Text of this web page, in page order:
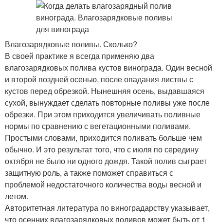
Влагозарядковые поливы. Сколько?
В своей практике я всегда применяю два
влагозарядковых полива кустов винограда. Один весной
и второй поздней осенью, после опадания листвы с
кустов перед обрезкой. Нынешняя осень, выдавшаяся
сухой, вынуждает сделать повторные поливы уже после
обрезки. При этом приходится увеличивать поливные
нормы по сравнению с вегетационными поливами.
Простыми словами, приходится поливать больше чем
обычно. И это результат того, что с июля по середину
октября не было ни одного дождя. Такой полив сыграет
защитную роль, а также поможет справиться с
проблемой недостаточного количества воды весной и
летом.
Авторитетная литература по виноградарству указывает,
что осенних влагозарядковых поливов может быть от 1